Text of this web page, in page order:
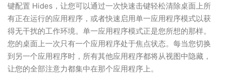
键配置 Hides，让您可以通过一次快速击键轻松清除桌面上所
有正在运行的应用程序，或者快速启用单一应用程序模式以获
得无干扰的工作环境。单一应用程序模式正是您所想的那样。
您的桌面上一次只有一个应用程序处于焦点状态。每当您切换
到另一个应用程序时，所有其他应用程序都将从视图中隐藏，
让您的全部注意力都集中在那个应用程序上。